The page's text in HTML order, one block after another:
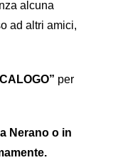
alcuna
ad altri amici,
per
Nerano o in